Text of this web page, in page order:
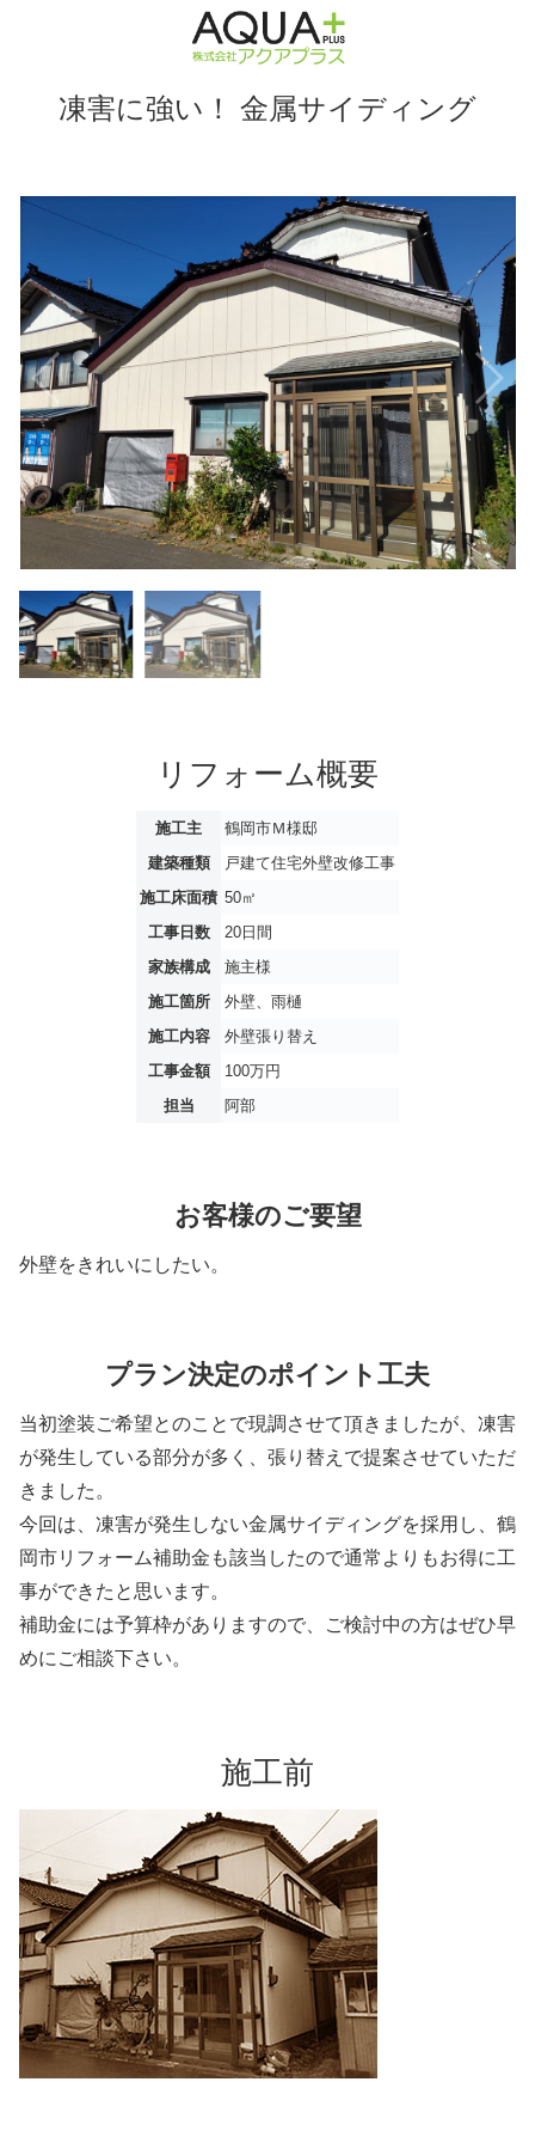
凍害に強い！ 金属サイディング
リフォーム概要
施工主
鶴岡市Ｍ様邸
建築種類
戸建て住宅外壁改修工事
施工床面積 50㎡
工事日数
20日間
家族構成
施主様
施工箇所
外壁、雨樋
施工内容
外壁張り替え
工事金額
100万円
担当
阿部
お客様のご要望
外壁をきれいにしたい。
プラン決定のポイント工夫
当初塗装ご希望とのことで現調させて頂きましたが、凍害
が発生している部分が多く、張り替えで提案させていただ
きました。
今回は、凍害が発生しない金属サイディングを採用し、鶴
岡市リフォーム補助金も該当したので通常よりもお得に工
事ができたと思います。
補助金には予算枠がありますので、ご検討中の方はぜひ早
めにご相談下さい。
施工前